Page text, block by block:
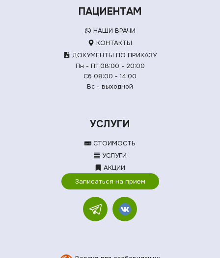
ПАЦИЕНТАМ
НАШИ ВРАЧИ
КОНТАКТЫ
ДОКУМЕНТЫ ПО ПРИКАЗУ
Пн - Пт 08:00 - 20:00
Сб 08:00 - 14:00
Вс - выходной
УСЛУГИ
СТОИМОСТЬ
УСЛУГИ
АКЦИИ
Записаться на прием